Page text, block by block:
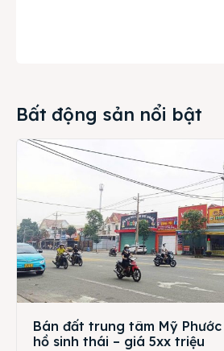
Bất động sản nổi bật
Bán đất trung tâm Mỹ
hồ sinh thái – giá 5xx triệu